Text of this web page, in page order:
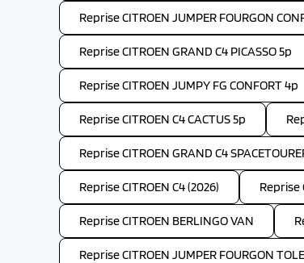
Reprise CITROEN JUMPER FOURGON
Reprise CITROEN GRAND C4 PICASSO 5p
Reprise CITROEN JUMPY FG CONFORT 4p
Reprise CITROEN C4 CACTUS 5p
Reprise CITROEN GRAND C4
Reprise CITROEN C4 (2026) Reprise
Reprise CITROEN BERLINGO VAN
Reprise CITROEN JUMPER FOURGON TOLE